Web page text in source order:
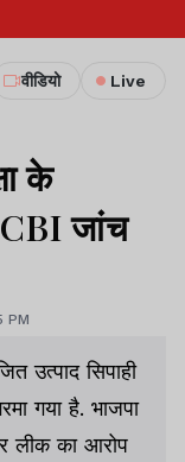
वीडियो Live
के
जांच
PM
उत्पाद सिपाही
गया है. भाजपा
लीक का आरोप